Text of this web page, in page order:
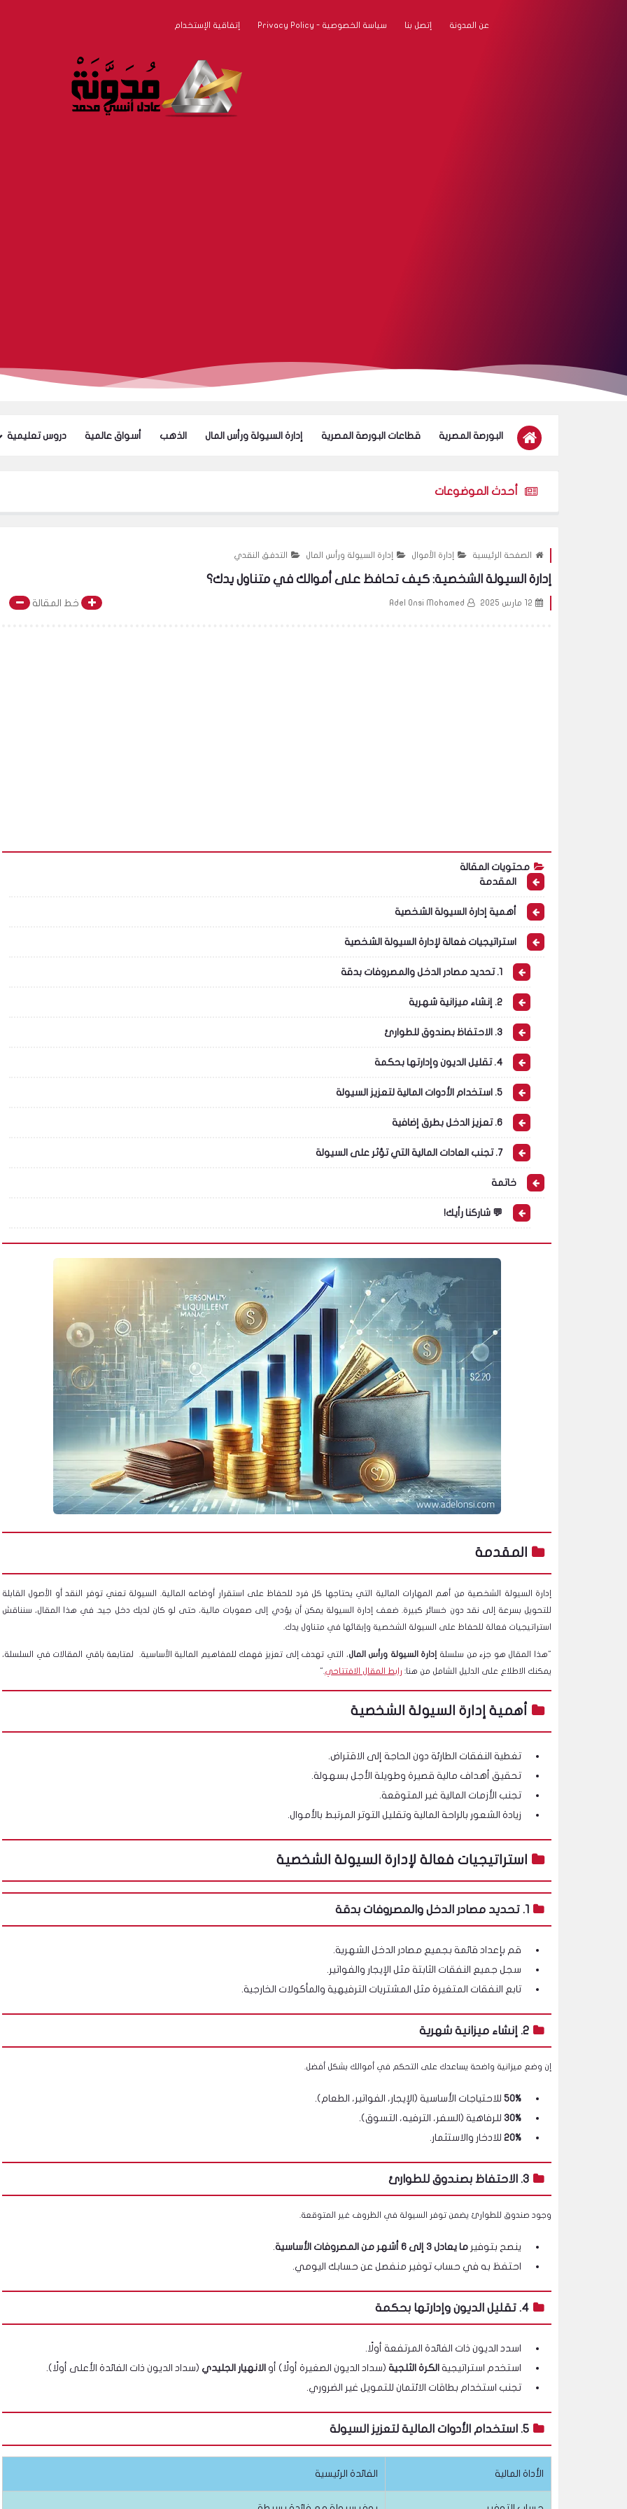
عن المدونة إتصل بنا سياسة الخصوصية - Privacy Policy إتفاقية الإستخدام
البورصة المصرية قطاعات البورصة المصرية إدارة السيولة ورأس المال الذهب أسواق عالمية دروس تعليمية
أحدث الموضوعات هل
الصفحة الرئيسية إدارة الأموال إدارة السيولة ورأس المال التدفق النقدي
إدارة السيولة الشخصية: كيف تحافظ على أموالك في متناول يدك؟
12 مارس 2025 Adel Onsi Mohamed خط المقالة
محتويات المقالة
المقدمة
أهمية إدارة السيولة الشخصية
استراتيجيات فعالة لإدارة السيولة الشخصية
1. تحديد مصادر الدخل والمصروفات بدقة
2. إنشاء ميزانية شهرية
3. الاحتفاظ بصندوق للطوارئ
4. تقليل الديون وإدارتها بحكمة
5. استخدام الأدوات المالية لتعزيز السيولة
6. تعزيز الدخل بطرق إضافية
7. تجنب العادات المالية التي تؤثر على السيولة
خاتمة
💬 شاركنا رأيك!
المقدمة
إدارة السيولة الشخصية من أهم المهارات المالية التي يحتاجها كل فرد للحفاظ على استقرار أوضاعه المالية. السيولة تعني توفر النقد أو الأصول القابلة
للتحويل بسرعة إلى نقد دون خسائر كبيرة. ضعف إدارة السيولة يمكن أن يؤدي إلى صعوبات مالية، حتى لو كان لديك دخل جيد. في هذا المقال، سنناقش
استراتيجيات فعالة للحفاظ على السيولة الشخصية وإبقائها في متناول يدك.
"هذا المقال هو جزء من سلسلة إدارة السيولة ورأس المال، التي تهدف إلى تعزيز فهمك للمفاهيم المالية الأساسية. لمتابعة باقي المقالات في السلسلة،
يمكنك الاطلاع على الدليل الشامل من هنا: رابط المقال الافتتاحي ."
أهمية إدارة السيولة الشخصية
تغطية النفقات الطارئة دون الحاجة إلى الاقتراض.
تحقيق أهداف مالية قصيرة وطويلة الأجل بسهولة.
تجنب الأزمات المالية غير المتوقعة.
زيادة الشعور بالراحة المالية وتقليل التوتر المرتبط بالأموال.
استراتيجيات فعالة لإدارة السيولة الشخصية
1. تحديد مصادر الدخل والمصروفات بدقة
قم بإعداد قائمة بجميع مصادر الدخل الشهرية.
سجل جميع النفقات الثابتة مثل الإيجار والفواتير.
تابع النفقات المتغيرة مثل المشتريات الترفيهية والمأكولات الخارجية.
2. إنشاء ميزانية شهرية
إن وضع ميزانية واضحة يساعدك على التحكم في أموالك بشكل أفضل.
50% للاحتياجات الأساسية (الإيجار، الفواتير، الطعام).
30% للرفاهية (السفر، الترفيه، التسوق).
20% للادخار والاستثمار.
3. الاحتفاظ بصندوق للطوارئ
وجود صندوق للطوارئ يضمن توفر السيولة في الظروف غير المتوقعة.
ينصح بتوفير ما يعادل 3 إلى 6 أشهر من المصروفات الأساسية
.
احتفظ به في حساب توفير منفصل عن حسابك اليومي.
4. تقليل الديون وإدارتها بحكمة
اسدد الديون ذات الفائدة المرتفعة أولًا.
استخدم استراتيجية الكرة الثلجية (سداد الديون الصغيرة أولًا) أو الانهيار الجليدي (سداد الديون ذات الفائدة الأعلى أولًا).
تجنب استخدام بطاقات الائتمان للتمويل غير الضروري.
5. استخدام الأدوات المالية لتعزيز السيولة
الأداة المالية الفائدة الرئيسية